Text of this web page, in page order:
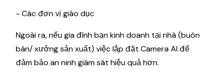
- Các đơn vị giáo dục
Ngoài ra, nếu gia đình bạn kinh doanh tại nhà (buôn
bán/ xưởng sản xuất) việc lắp đặt Camera AI để
đảm bảo an ninh giám sát hiệu quả hơn.